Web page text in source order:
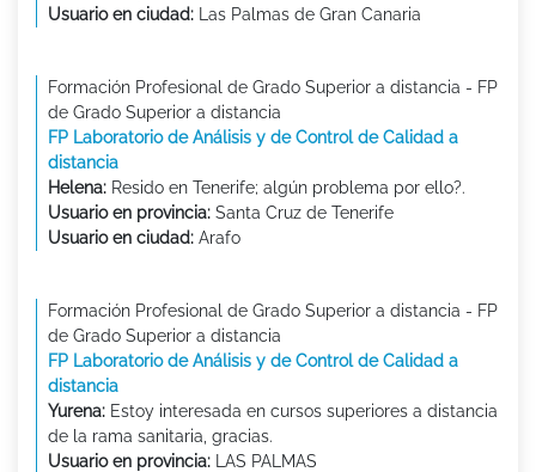
Usuario en ciudad: Las Palmas de Gran Canaria
Formación Profesional de Grado Superior a distancia - FP
de Grado Superior a distancia
FP Laboratorio de Análisis y de Control de Calidad a
distancia
Helena: Resido en Tenerife; algún problema por ello?.
Usuario en provincia: Santa Cruz de Tenerife
Usuario en ciudad: Arafo
Formación Profesional de Grado Superior a distancia - FP
de Grado Superior a distancia
FP Laboratorio de Análisis y de Control de Calidad a
distancia
Yurena: Estoy interesada en cursos superiores a distancia
de la rama sanitaria, gracias.
Usuario en provincia: LAS PALMAS